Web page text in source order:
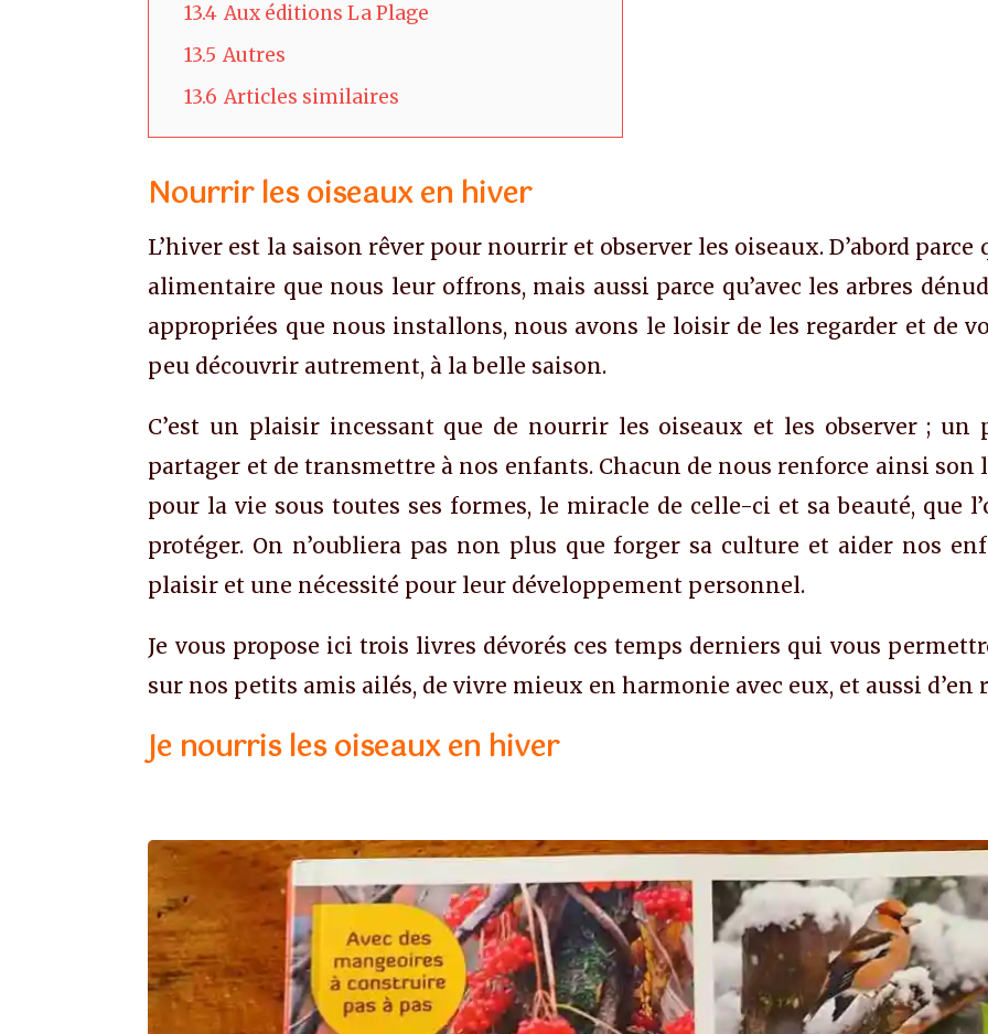
13.4 Aux éditions La Plage
13.5 Autres
13.6 Articles similaires
Nourrir les oiseaux en hiver
L’hiver est la saison rêver pour nourrir et observer les oiseaux. D’abord
alimentaire que nous leur offrons, mais aussi parce qu’avec les arbres
appropriées que nous installons, nous avons le loisir de les regarder et de
peu découvrir autrement, à la belle saison.
C’est un plaisir incessant que de nourrir les oiseaux et les observer ;
partager et de transmettre à nos enfants. Chacun de nous renforce ainsi son
pour la vie sous toutes ses formes, le miracle de celle-ci et sa beauté, que
protéger. On n’oubliera pas non plus que forger sa culture et aider nos
plaisir et une nécessité pour leur développement personnel.
Je vous propose ici trois livres dévorés ces temps derniers qui vous
sur nos petits amis ailés, de vivre mieux en harmonie avec eux, et aussi d’en
Je nourris les oiseaux en hiver